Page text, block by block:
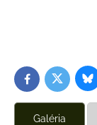
FacebookTwitter
Galéria